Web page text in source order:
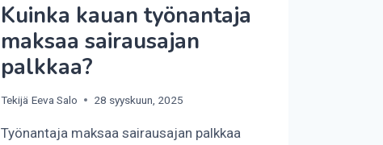
Kuinka kauan työnantaja
maksaa sairausajan
palkkaa?
Tekijä Eeva Salo 28 syyskuun, 2025
Työnantaja maksaa sairausajan palkkaa